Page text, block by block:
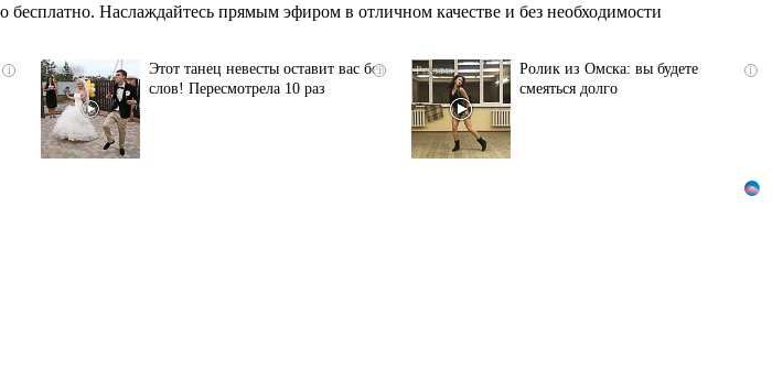
Наслаждайтесь прямым эфиром в отличном качестве и без необходимости
i i
Этот танец невесты оставит вас без
слов! Пересмотрела 10 раз
i
Ролик из Омска: вы будете
смеяться долго